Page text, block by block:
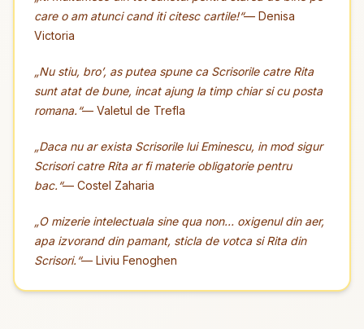
care o am atunci cand iti citesc cartile!“— Denisa
Victoria
„Nu stiu, bro’, as putea spune ca Scrisorile catre Rita
sunt atat de bune, incat ajung la timp chiar si cu posta
romana.“— Valetul de Trefla
„Daca nu ar exista Scrisorile lui Eminescu, in mod sigur
Scrisori catre Rita ar fi materie obligatorie pentru
bac.“— Costel Zaharia
„O mizerie intelectuala sine qua non… oxigenul din aer,
apa izvorand din pamant, sticla de votca si Rita din
Scrisori.“— Liviu Fenoghen